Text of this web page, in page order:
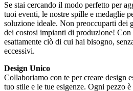
Se stai cercando il modo perfetto per
tuoi eventi, le nostre spille e medaglie
soluzione ideale. Non preoccuparti dei
dei costosi impianti di produzione!
esattamente ciò di cui hai bisogno,
eccessivi.
Design Unico
Collaboriamo con te per creare design
tuo stile e le tue esigenze. Ogni pezzo